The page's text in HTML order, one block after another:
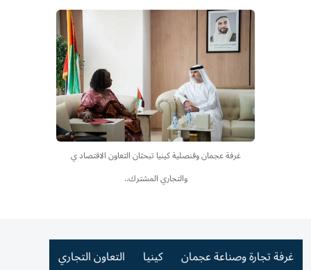
غرفة عجمان وقنصلية كينيا تبحثان التعاون الاقتصاد ي
والتجاري المشترك..
غرفة تجارة وصناعة عجمان كينيا التعاون التجاري